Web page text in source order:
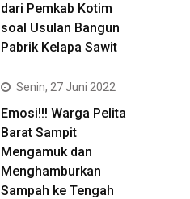
dari Pemkab Kotim
soal Usulan Bangun
Pabrik Kelapa Sawit
Senin, 27 Juni 2022
Emosi!!! Warga Pelita
Barat Sampit
Mengamuk dan
Menghamburkan
Sampah ke Tengah